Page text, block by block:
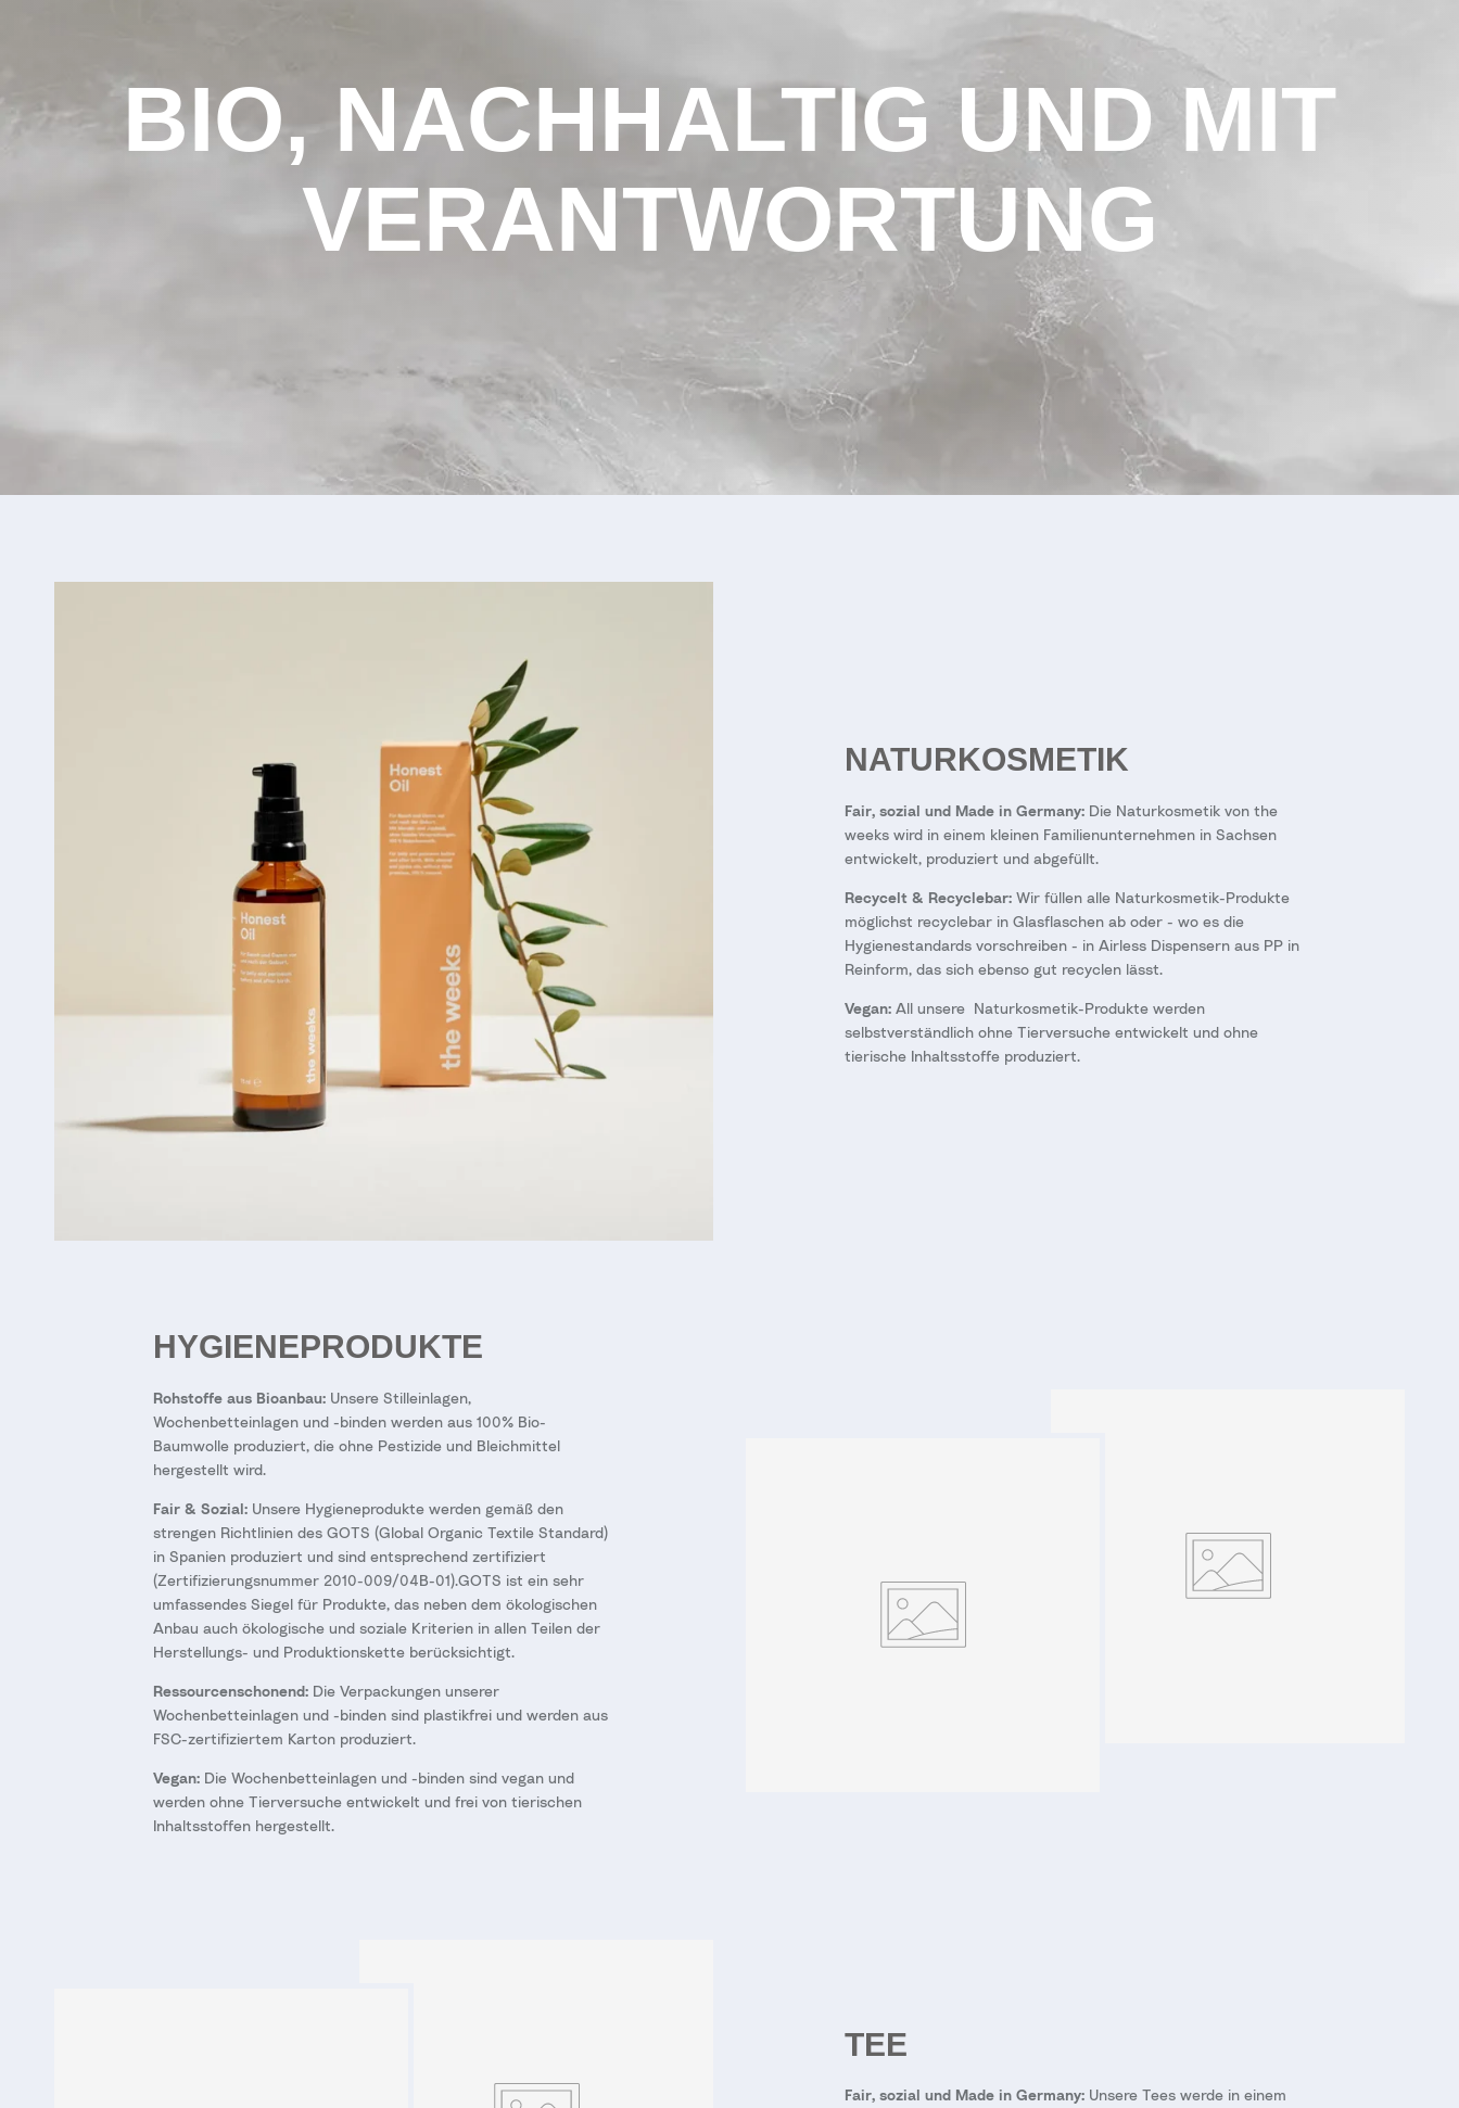
BIO, NACHHALTIG UND MIT
VERANTWORTUNG
NATURKOSMETIK
Fair, sozial und Made in Germany: Die Naturkosmetik von the
weeks wird in einem kleinen Familienunternehmen in Sachsen
entwickelt, produziert und abgefüllt.
Recycelt & Recyclebar: Wir füllen alle Naturkosmetik-Produkte
möglichst recyclebar in Glasflaschen ab oder - wo es die
Hygienestandards vorschreiben - in Airless Dispensern aus PP in
Reinform, das sich ebenso gut recyclen lässt.
Vegan: All unsere Naturkosmetik-Produkte werden
selbstverständlich ohne Tierversuche entwickelt und ohne
tierische Inhaltsstoffe produziert.
HYGIENEPRODUKTE
Rohstoffe aus Bioanbau: Unsere Stilleinlagen,
Wochenbetteinlagen und -binden werden aus 100% Bio-
Baumwolle produziert, die ohne Pestizide und Bleichmittel
hergestellt wird.
Fair & Sozial: Unsere Hygieneprodukte werden gemäß den
strengen Richtlinien des GOTS (Global Organic Textile Standard)
in Spanien produziert und sind entsprechend zertifiziert
(Zertifizierungsnummer 2010-009/04B-01).GOTS ist ein sehr
umfassendes Siegel für Produkte, das neben dem ökologischen
Anbau auch ökologische und soziale Kriterien in allen Teilen der
Herstellungs- und Produktionskette berücksichtigt.
Ressourcenschonend: Die Verpackungen unserer
Wochenbetteinlagen und -binden sind plastikfrei und werden aus
FSC-zertifiziertem Karton produziert.
Vegan: Die Wochenbetteinlagen und -binden sind vegan und
werden ohne Tierversuche entwickelt und frei von tierischen
Inhaltsstoffen hergestellt.
TEE
Fair, sozial und Made in Germany: Unsere Tees werde in einem